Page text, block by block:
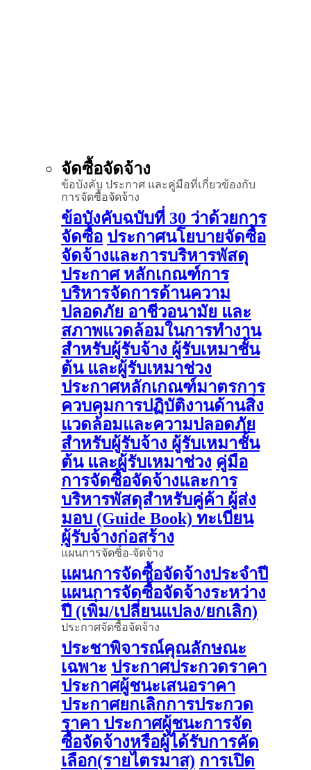
จัดซื้อจัดจ้าง
ข้อบังคับ ประกาศ และคู่มือที่เกี่ยวข้องกับ
การจัดซื้อจัดจ้าง
ข้อบังคับฉบับที่ 30 ว่าด้วยการ
จัดซื้อ ประกาศนโยบายจัดซื้อ
จัดจ้างและการบริหารพัสดุ
ประกาศ หลักเกณฑ์การ
บริหารจัดการด้านความ
ปลอดภัย อาชีวอนามัย และ
สภาพแวดล้อมในการทำงาน
สำหรับผู้รับจ้าง ผู้รับเหมาชั้น
ต้น และผู้รับเหมาช่วง
ประกาศหลักเกณฑ์มาตรการ
ควบคุมการปฏิบัติงานด้านสิ่ง
แวดล้อมและความปลอดภัย
สำหรับผู้รับจ้าง ผู้รับเหมาชั้น
ต้น และผู้รับเหมาช่วง คู่มือ
การจัดซื้อจัดจ้างและการ
บริหารพัสดุสำหรับคู่ค้า ผู้ส่ง
มอบ (Guide Book) ทะเบียน
ผู้รับจ้างก่อสร้าง
แผนการจัดซิ้อ-จัดจ้าง
แผนการจัดซื้อจัดจ้างประจำปี
แผนการจัดซื้อจัดจ้างระหว่าง
ปี (เพิ่ม/เปลี่ยนแปลง/ยกเลิก)
ประกาศจัดซื้อจัดจ้าง
ประชาพิจารณ์คุณลักษณะ
เฉพาะ ประกาศประกวดราคา
ประกาศผู้ชนะเสนอราคา
ประกาศยกเลิกการประกวด
ราคา ประกาศผู้ชนะการจัด
ซื้อจัดจ้างหรือผู้ได้รับการคัด
เลือก(รายไตรมาส) การเปิด